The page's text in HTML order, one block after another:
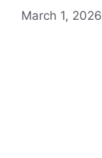
March 1, 2026